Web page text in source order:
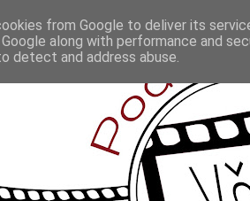
from Google to deliver its
along with performance and
detect and address abuse.